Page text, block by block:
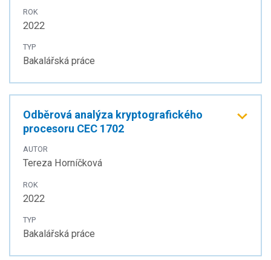
ROK
2022
TYP
Bakalářská práce
Odběrová analýza kryptografického
procesoru CEC 1702
AUTOR
Tereza Horníčková
ROK
2022
TYP
Bakalářská práce